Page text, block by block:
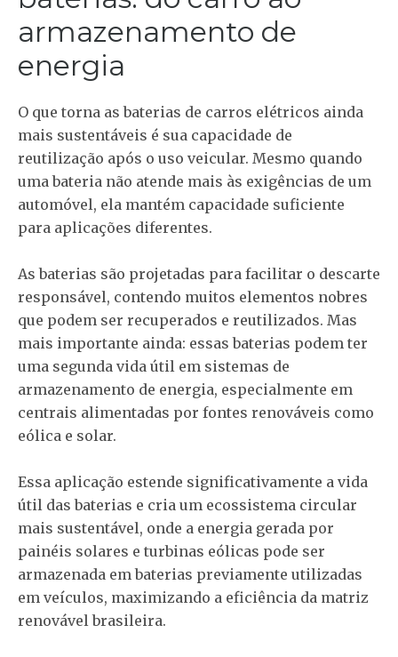
armazenamento de
energia
O que torna as baterias de carros elétricos ainda
mais sustentáveis é sua capacidade de
reutilização após o uso veicular. Mesmo quando
uma bateria não atende mais às exigências de um
automóvel, ela mantém capacidade suficiente
para aplicações diferentes.
As baterias são projetadas para facilitar o descarte
responsável, contendo muitos elementos nobres
que podem ser recuperados e reutilizados. Mas
mais importante ainda: essas baterias podem ter
uma segunda vida útil em sistemas de
armazenamento de energia, especialmente em
centrais alimentadas por fontes renováveis como
eólica e solar.
Essa aplicação estende significativamente a vida
útil das baterias e cria um ecossistema circular
mais sustentável, onde a energia gerada por
painéis solares e turbinas eólicas pode ser
armazenada em baterias previamente utilizadas
em veículos, maximizando a eficiência da matriz
renovável brasileira.